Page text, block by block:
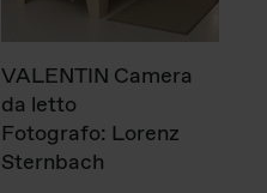
VALENTIN Camera
da letto
Fotografo: Lorenz
Sternbach